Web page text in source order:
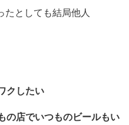
たとしても結局他人
クしたい
の店でいつものビールもい